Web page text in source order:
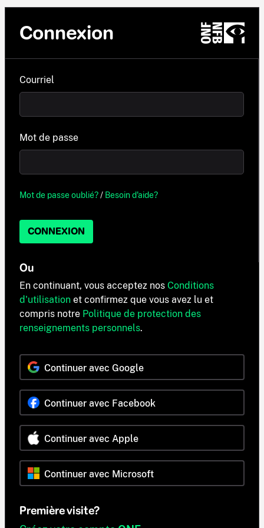
Connexion
Courriel
Mot de passe
Mot de passe oublié?/ Besoin d'aide?
CONNEXION
Ou
En continuant, vous acceptez nos Conditions
d'utilisation et confirmez que vous avez lu et
compris notre Politique de protection des
renseignements personnels.
Continuer avec Google
Continuer avec Facebook
Continuer avec Apple
Continuer avec Microsoft
Première visite?